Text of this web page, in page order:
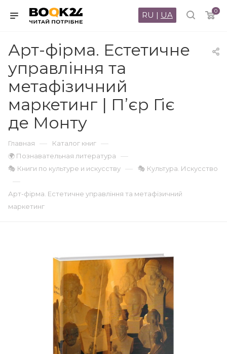
0
RU | UA
Арт-фірма. Естетичне
управління та
метафізичний
маркетинг | П’єр Гіє
де Монту
Главная — Каталог книг —
🌍 Познавательная литература —
🎭 Книги по культуре и искусству — 🎭 Культура. Искусство
—
Арт-фірма. Естетичне управління та метафізичний
маркетинг